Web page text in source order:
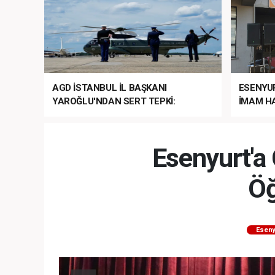
AGD İSTANBUL İL BAŞKANI
YAROĞLU'NDAN SERT TEPKİ:
İMAM